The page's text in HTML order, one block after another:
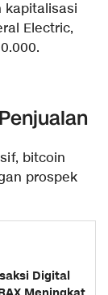
kapitalisasi
Electric,
bitcoin
prospek
Digital